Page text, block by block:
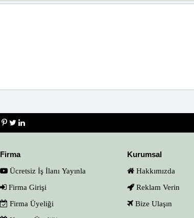
Firma
Ücretsiz İş İlanı Yayınla
Firma Girişi
Firma Üyeliği
Kurumsal
Hakkımızda
Reklam Verin
Bize Ulaşın